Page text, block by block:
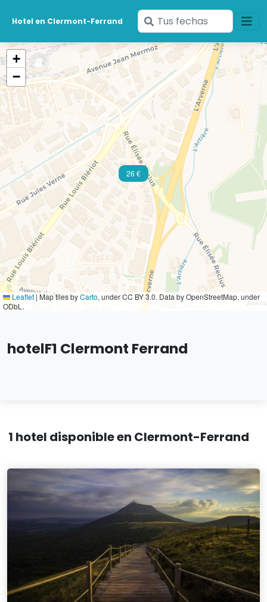
Hotel en Clermont-Ferrand
Ingresa
tus
fechas
26 €
+
−
Leaflet |Map tiles byCarto, under CC BY 3.0. Data by OpenStreetMap, under
ODbL.
hotelF1 Clermont Ferrand
1 hotel disponible en Clermont-Ferrand